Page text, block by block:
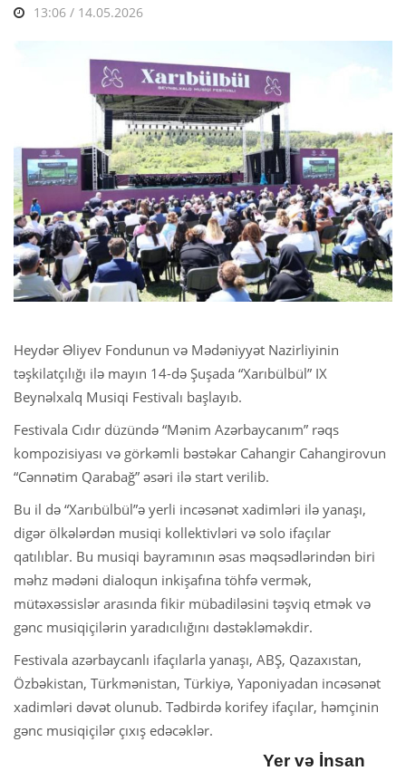
13:06 / 14.05.2026
Heydər Əliyev Fondunun və Mədəniyyət Nazirliyinin
təşkilatçılığı ilə mayın 14-də Şuşada “Xarıbülbül” IX
Beynəlxalq Musiqi Festivalı başlayıb.
Festivala Cıdır düzündə “Mənim Azərbaycanım” rəqs
kompozisiyası və görkəmli bəstəkar Cahangir Cahangirovun
“Cənnətim Qarabağ” əsəri ilə start verilib.
Bu il də “Xarıbülbül”ə yerli incəsənət xadimləri ilə yanaşı,
digər ölkələrdən musiqi kollektivləri və solo ifaçılar
qatılıblar. Bu musiqi bayramının əsas məqsədlərindən biri
məhz mədəni dialoqun inkişafına töhfə vermək,
mütəxəssislər arasında fikir mübadiləsini təşviq etmək və
gənc musiqiçilərin yaradıcılığını dəstəkləməkdir.
Festivala azərbaycanlı ifaçılarla yanaşı, ABŞ, Qazaxıstan,
Özbəkistan, Türkmənistan, Türkiyə, Yaponiyadan incəsənət
xadimləri dəvət olunub. Tədbirdə korifey ifaçılar, həmçinin
gənc musiqiçilər çıxış edəcəklər.
Yer və İnsan